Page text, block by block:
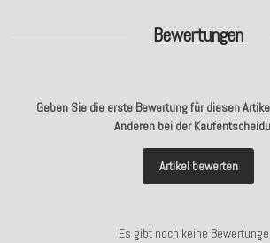
Bewertungen
Geben Sie die erste Bewertung für diesen
Anderen bei der
Artikel bewerten
Es gibt noch keine